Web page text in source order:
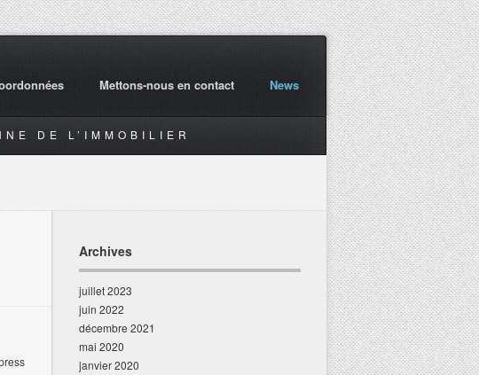
Mettons-nous en contact News
DE L’IMMOBILIER
Archives
juillet 2023
juin 2022
décembre 2021
mai 2020
janvier 2020